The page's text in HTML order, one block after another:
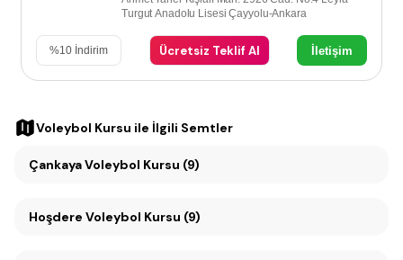
Turgut Anadolu Lisesi Çayyolu-Ankara
%10 İndirim Ücretsiz Teklif Al İletişim
Voleybol Kursu ile İlgili Semtler
Çankaya Voleybol Kursu (9)
Hoşdere Voleybol Kursu (9)